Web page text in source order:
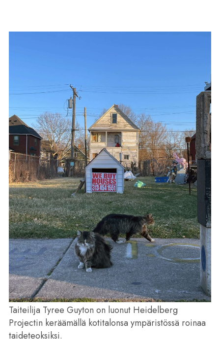
Taiteilija Tyree Guyton on luonut Heidelberg
Projectin keräämällä kotitalonsa ympäristössä roinaa
taideteoksiksi.